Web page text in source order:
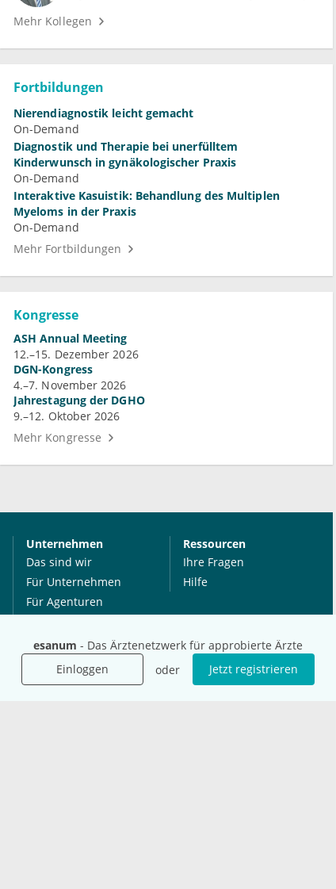
esanum - Das Ärztenetzwerk für approbierte Ärzte
Einloggen
oder Jetzt registrieren
Mehr Kollegen
Fortbildungen
Nierendiagnostik leicht gemacht
On-Demand
Diagnostik und Therapie bei unerfülltem
Kinderwunsch in gynäkologischer Praxis
On-Demand
Interaktive Kasuistik: Behandlung des Multiplen
Myeloms in der Praxis
On-Demand
Mehr Fortbildungen
Kongresse
ASH Annual Meeting
12.–15. Dezember 2026
DGN-Kongress
4.–7. November 2026
Jahrestagung der DGHO
9.–12. Oktober 2026
Mehr Kongresse
Unternehmen
Das sind wir
Für Unternehmen
Für Agenturen
Presse
Karriere
Jobs
Ressourcen
Ihre Fragen
Hilfe